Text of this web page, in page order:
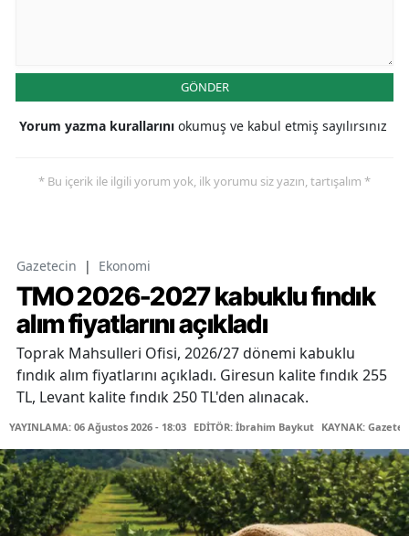
GÖNDER
Yorum yazma kurallarını okumuş ve kabul etmiş sayılırsınız
* Bu içerik ile ilgili yorum yok, ilk yorumu siz yazın, tartışalım *
Gazetecin | Ekonomi
TMO 2026-2027 kabuklu fındık
alım fiyatlarını açıkladı
Toprak Mahsulleri Ofisi, 2026/27 dönemi kabuklu
fındık alım fiyatlarını açıkladı. Giresun kalite fındık 255
TL, Levant kalite fındık 250 TL'den alınacak.
YAYINLAMA: 06 Ağustos 2026 - 18:03 EDİTÖR: İbrahim Baykut KAYNAK: